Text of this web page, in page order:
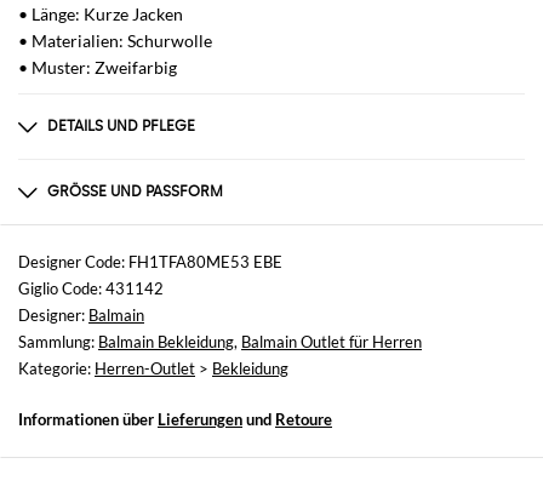
• Länge: Kurze Jacken
• Materialien: Schurwolle
• Muster: Zweifarbig
DETAILS UND PFLEGE
100%VIRGIN WOOL
GRÖSSE UND PASSFORM
Größen
nicht verfügbar
Größe und Passform
Normale Passform
Designer Code: FH1TFA80ME53 EBE
Giglio Code: 431142
Designer: Balmain
Sammlung: Balmain Bekleidung, Balmain Outlet für Herren
Kategorie: Herren-Outlet > Bekleidung
Informationen über Lieferungenund Retoure